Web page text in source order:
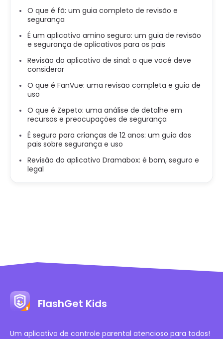
O que é fã: um guia completo de revisão e
segurança
É um aplicativo amino seguro: um guia de revisão
e segurança de aplicativos para os pais
Revisão do aplicativo de sinal: o que você deve
considerar
O que é FanVue: uma revisão completa e guia de
uso
O que é Zepeto: uma análise de detalhe em
recursos e preocupações de segurança
É seguro para crianças de 12 anos: um guia dos
pais sobre segurança e uso
Revisão do aplicativo Dramabox: é bom, seguro e
legal
FlashGet Kids
Um aplicativo de controle parental atencioso para todos!